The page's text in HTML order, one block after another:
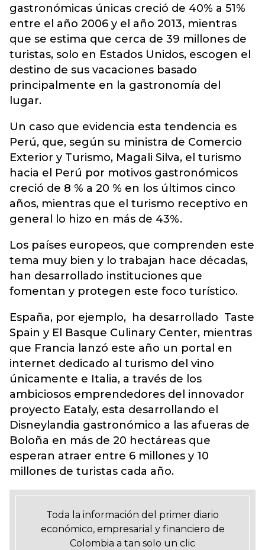
gastronómicas únicas creció de 40% a 51%
entre el año 2006 y el año 2013, mientras
que se estima que cerca de 39 millones de
turistas, solo en Estados Unidos, escogen el
destino de sus vacaciones basado
principalmente en la gastronomía del
lugar.
Un caso que evidencia esta tendencia es
Perú, que, según su ministra de Comercio
Exterior y Turismo, Magali Silva, el turismo
hacia el Perú por motivos gastronómicos
creció de 8 % a 20 % en los últimos cinco
años, mientras que el turismo receptivo en
general lo hizo en más de 43%.
Los países europeos, que comprenden este
tema muy bien y lo trabajan hace décadas,
han desarrollado instituciones que
fomentan y protegen este foco turístico.
España, por ejemplo, ha desarrollado Taste
Spain y El Basque Culinary Center, mientras
que Francia lanzó este año un portal en
internet dedicado al turismo del vino
únicamente e Italia, a través de los
ambiciosos emprendedores del innovador
proyecto Eataly, esta desarrollando el
Disneylandia gastronómico a las afueras de
Boloña en más de 20 hectáreas que
esperan atraer entre 6 millones y 10
millones de turistas cada año.
Toda la información del primer diario
económico, empresarial y financiero de
Colombia a tan solo un clic